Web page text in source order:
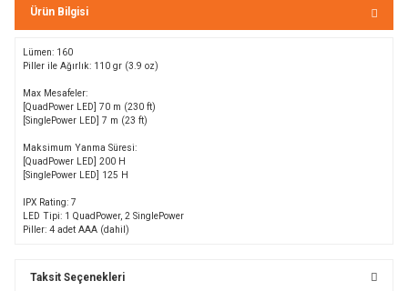
Tripodlar
Torbası
Kaskları
Ekipmanları
KemerleriÜrün Bilgisi
Lümen: 160
Piller ile Ağırlık: 110 gr (3.9 oz)
Max Mesafeler:
[QuadPower
LED ] 70 m (230 ft)
[SinglePower LED] 7 m (23 ft)
Maksimum Yanma Süresi:
[QuadPower LED] 200 H
[SinglePower LED] 125 H
IPX Rating: 7
LED Tipi: 1 QuadPower, 2 SinglePower
Piller: 4 adet AAA (dahil )
Taksit Seçenekleri